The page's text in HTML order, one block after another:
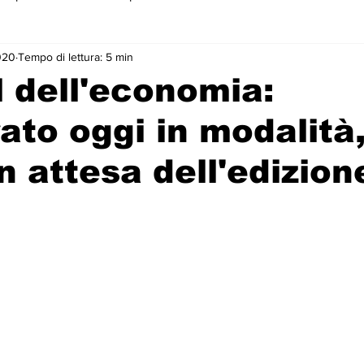
piano
dell'economia:
oggi in
attesa
Tempo di lettura: 5 min